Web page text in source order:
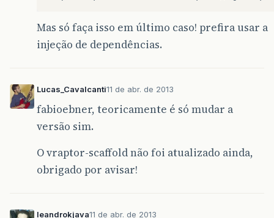
Mas só faça isso em último caso! prefira usar a
injeção de dependências.
Lucas_Cavalcanti11 de abr. de 2013
fabioebner, teoricamente é só mudar a
versão sim.
O vraptor-scaffold não foi atualizado ainda,
obrigado por avisar!
leandrokjava11 de abr. de 2013